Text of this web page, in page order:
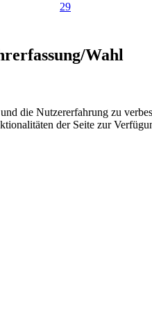
29
Wahl
die Nutzererfahrung zu
der Seite zur